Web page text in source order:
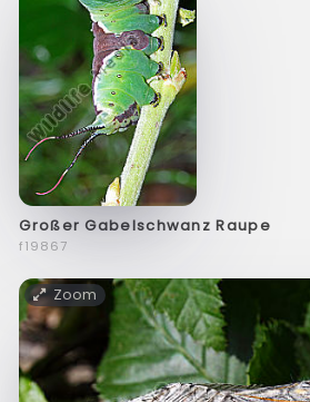
Großer Gabelschwanz Raupe
f19867
Zoom